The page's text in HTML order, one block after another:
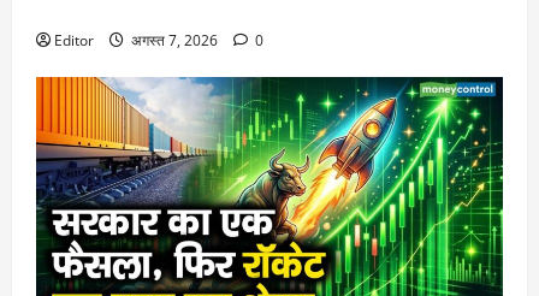
Editor अगस्त 7, 2026 0